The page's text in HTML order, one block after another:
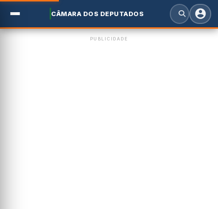
CÂMARA DOS DEPUTADOS
PUBLICIDADE